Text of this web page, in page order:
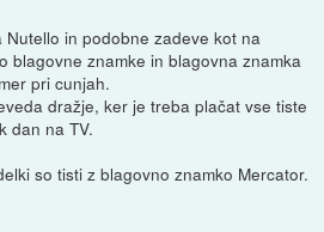
in podobne zadeve kot na
blagovne znamke in blagovna znamka
pri cunjah.
dražje, ker je treba plačat vse tiste
dan na TV.
so tisti z blagovno znamko Mercator.